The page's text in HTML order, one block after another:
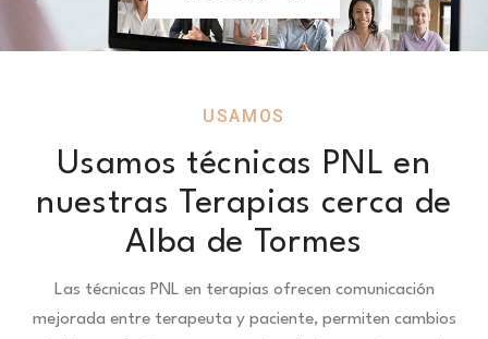
USAMOS
Usamos técnicas PNL en
nuestras Terapias cerca de
Alba de Tormes
Las técnicas PNL en terapias ofrecen comunicación
mejorada entre terapeuta y paciente, permiten cambios